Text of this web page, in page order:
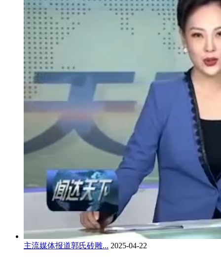
主流媒体报道郭氏砖雕... 2025-04-22